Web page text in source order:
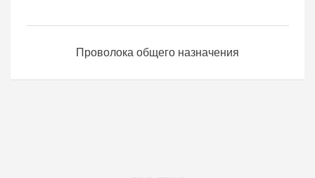
Проволока общего назначения